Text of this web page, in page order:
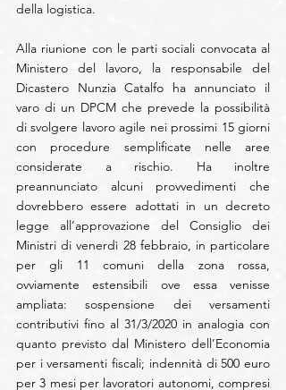
della logistica.
Alla riunione con le parti sociali convocata al
Ministero del lavoro, la responsabile del
Dicastero Nunzia Catalfo ha annunciato il
varo di un DPCM che prevede la possibilità
di svolgere lavoro agile nei prossimi 15 giorni
con procedure semplificate nelle aree
considerate a rischio. Ha inoltre
preannunciato alcuni provvedimenti che
dovrebbero essere adottati in un decreto
legge all’approvazione del Consiglio dei
Ministri di venerdì 28 febbraio, in particolare
per gli 11 comuni della zona rossa,
ovviamente estensibili ove essa venisse
ampliata: sospensione dei versamenti
contributivi fino al 31/3/2020 in analogia con
quanto previsto dal Ministero dell’Economia
per i versamenti fiscali; indennità di 500 euro
per 3 mesi per lavoratori autonomi, compresi